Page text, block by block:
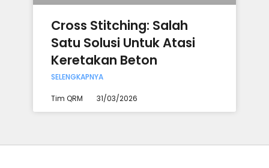
Cross Stitching: Salah
Satu Solusi Untuk Atasi
Keretakan Beton
SELENGKAPNYA
Tim QRM 31/03/2026